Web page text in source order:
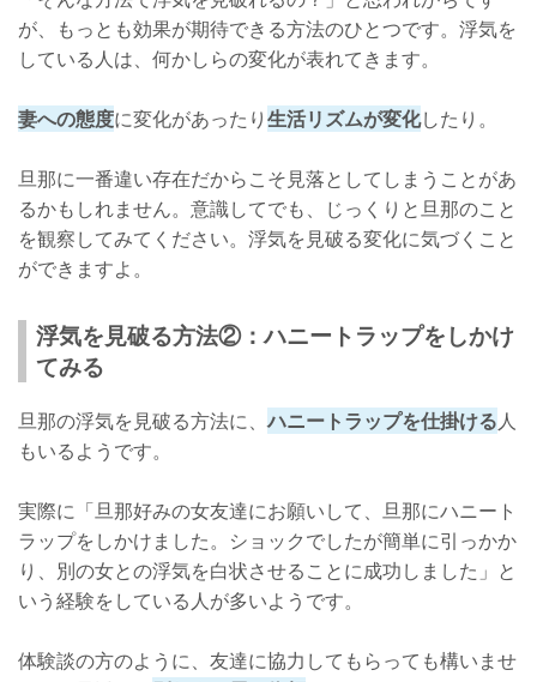
が、もっとも効果が期待できる方法のひとつです。浮気を
している人は、何かしらの変化が表れてきます。
妻への態度に変化があったり生活リズムが変化したり。
旦那に一番違い存在だからこそ見落としてしまうことがあ
るかもしれません。意識してでも、じっくりと旦那のこと
を観察してみてください。浮気を見破る変化に気づくこと
ができますよ。
浮気を見破る方法②：ハニートラップをしかけ
てみる
旦那の浮気を見破る方法に、ハニートラップを仕掛ける人
もいるようです。
実際に「旦那好みの女友達にお願いして、旦那にハニート
ラップをしかけました。ショックでしたが簡単に引っかか
り、別の女との浮気を白状させることに成功しました」と
いう経験をしている人が多いようです。
体験談の方のように、友達に協力してもらっても構いませ